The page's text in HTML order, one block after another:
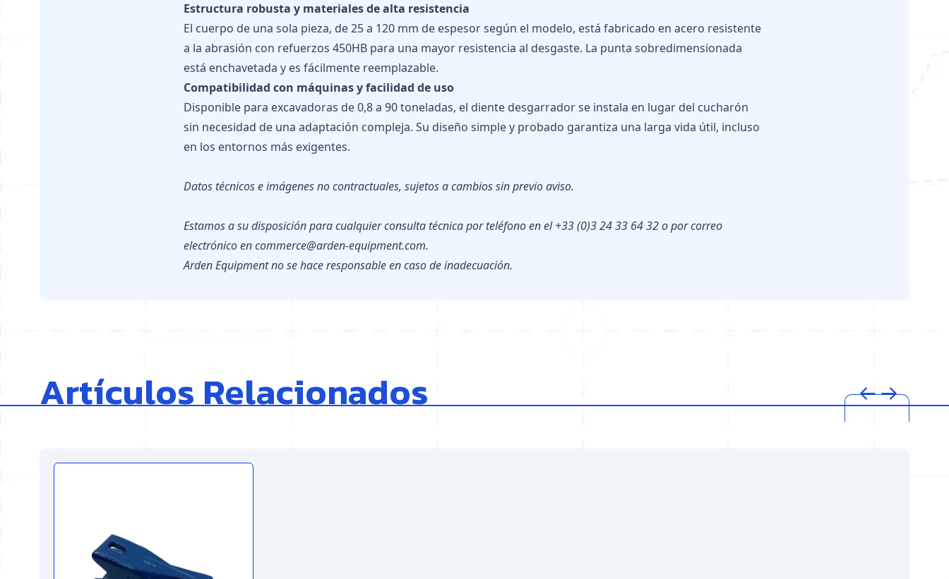
Estructura robusta y materiales de alta resistencia
El cuerpo de una sola pieza, de 25 a 120 mm de espesor según el modelo, está fabricado en acero resistente
a la abrasión con refuerzos 450HB para una mayor resistencia al desgaste. La punta sobredimensionada
está enchavetada y es fácilmente reemplazable.
Compatibilidad con máquinas y facilidad de uso
Disponible para excavadoras de 0,8 a 90 toneladas, el diente desgarrador se instala en lugar del cucharón
sin necesidad de una adaptación compleja. Su diseño simple y probado garantiza una larga vida útil, incluso
en los entornos más exigentes.
Datos técnicos e imágenes no contractuales, sujetos a cambios sin previo aviso.
Estamos a su disposición para cualquier consulta técnica por teléfono en el +33 (0)3 24 33 64 32 o por correo
electrónico en commerce@arden-equipment.com.
Arden Equipment no se hace responsable en caso de inadecuación.
Artículos Relacionados